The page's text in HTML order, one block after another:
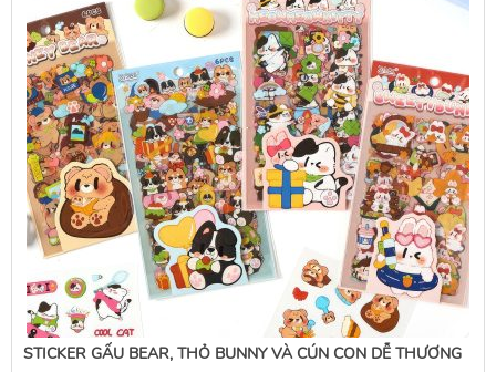
STICKER GẤU BEAR, THỎ BUNNY VÀ CÚN CON DỄ THƯƠNG